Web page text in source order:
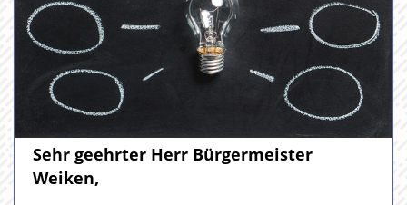
Sehr geehrter Herr Bürgermeister
Weiken,